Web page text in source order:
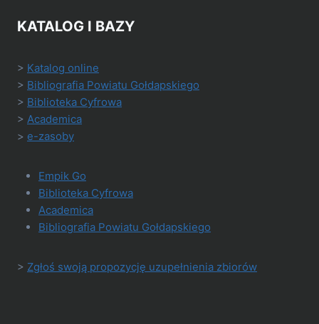
KATALOG I BAZY
> Katalog online
> Bibliografia Powiatu Gołdapskiego
> Biblioteka Cyfrowa
> Academica
> e-zasoby
Empik Go
Biblioteka Cyfrowa
Academica
Bibliografia Powiatu Gołdapskiego
> Zgłoś swoją propozycję uzupełnienia zbiorów